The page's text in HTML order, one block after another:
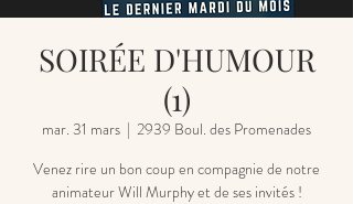
SOIRÉE D'HUMOUR
(1)
mar. 31 mars
  |
2939 Boul. des Promenades
Venez rire un bon coup en compagnie de notre
animateur Will Murphy et de ses invités !